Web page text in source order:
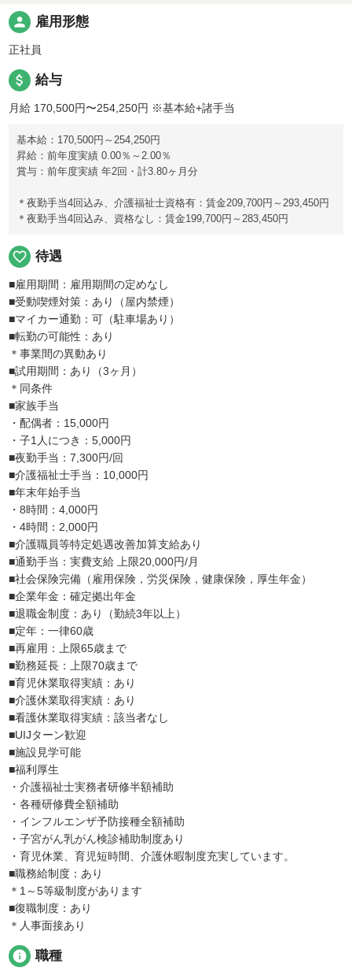
person 雇用形態
正社員
attach_money 給与
月給 170,500円〜254,250円 ※基本給+諸手当
基本給：170,500円～254,250円
昇給：前年度実績 0.00％～2.00％
賞与：前年度実績 年2回・計3.80ヶ月分
＊夜勤手当4回込み、介護福祉士資格有：賃金209,700円～293,450円
＊夜勤手当4回込み、資格なし：賃金199,700円～283,450円
favorite_border 待遇
■雇用期間：雇用期間の定めなし
■受動喫煙対策：あり（屋内禁煙）
■マイカー通勤：可（駐車場あり）
■転勤の可能性：あり
＊事業間の異動あり
■試用期間：あり（3ヶ月）
＊同条件
■家族手当
・配偶者：15,000円
・子1人につき：5,000円
■夜勤手当：7,300円/回
■介護福祉士手当：10,000円
■年末年始手当
・8時間：4,000円
・4時間：2,000円
■介護職員等特定処遇改善加算支給あり
■通勤手当：実費支給 上限20,000円/月
■社会保険完備（雇用保険，労災保険，健康保険，厚生年金）
■企業年金：確定拠出年金
■退職金制度：あり（勤続3年以上）
■定年：一律60歳
■再雇用：上限65歳まで
■勤務延長：上限70歳まで
■育児休業取得実績：あり
■介護休業取得実績：あり
■看護休業取得実績：該当者なし
■UIJターン歓迎
■施設見学可能
■福利厚生
・介護福祉士実務者研修半額補助
・各種研修費全額補助
・インフルエンザ予防接種全額補助
・子宮がん乳がん検診補助制度あり
・育児休業、育児短時間、介護休暇制度充実しています。
■職務給制度：あり
＊1～5等級制度があります
■復職制度：あり
＊人事面接あり
info 職種